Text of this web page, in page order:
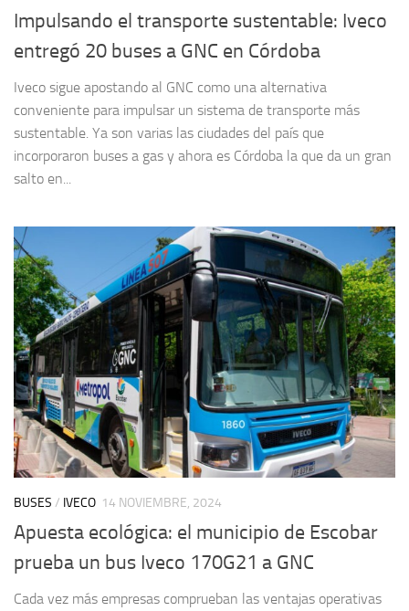
Impulsando el transporte sustentable: Iveco
entregó 20 buses a GNC en Córdoba
Iveco sigue apostando al GNC como una alternativa
conveniente para impulsar un sistema de transporte más
sustentable. Ya son varias las ciudades del país que
incorporaron buses a gas y ahora es Córdoba la que da un gran
salto en...
BUSES / IVECO 14 NOVIEMBRE, 2024
Apuesta ecológica: el municipio de Escobar
prueba un bus Iveco 170G21 a GNC
Cada vez más empresas comprueban las ventajas operativas